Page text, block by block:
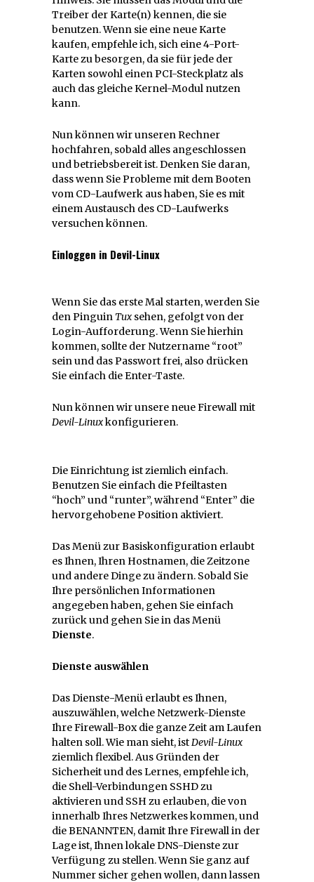
Treiber der Karte(n) kennen, die sie
benutzen. Wenn sie eine neue Karte
kaufen, empfehle ich, sich eine 4-Port-
Karte zu besorgen, da sie für jede der
Karten sowohl einen PCI-Steckplatz als
auch das gleiche Kernel-Modul nutzen
kann.
Nun können wir unseren Rechner
hochfahren, sobald alles angeschlossen
und betriebsbereit ist. Denken Sie daran,
dass wenn Sie Probleme mit dem Booten
vom CD-Laufwerk aus haben, Sie es mit
einem Austausch des CD-Laufwerks
versuchen können.
Einloggen in Devil-Linux
Wenn Sie das erste Mal starten, werden Sie
den Pinguin Tux sehen, gefolgt von der
Login-Aufforderung. Wenn Sie hierhin
kommen, sollte der Nutzername “root”
sein und das Passwort frei, also drücken
Sie einfach die Enter-Taste.
Nun können wir unsere neue Firewall mit
Devil-Linuxkonfigurieren.
Die Einrichtung ist ziemlich einfach.
Benutzen Sie einfach die Pfeiltasten
“hoch” und “runter”, während “Enter” die
hervorgehobene Position aktiviert.
Das Menü zur Basiskonfiguration erlaubt
es Ihnen, Ihren Hostnamen, die Zeitzone
und andere Dinge zu ändern. Sobald Sie
Ihre persönlichen Informationen
angegeben haben, gehen Sie einfach
zurück und gehen Sie in das Menü
Dienste.
Dienste auswählen
Das Dienste-Menü erlaubt es Ihnen,
auszuwählen, welche Netzwerk-Dienste
Ihre Firewall-Box die ganze Zeit am Laufen
halten soll. Wie man sieht, istDevil-Linux
ziemlich flexibel. Aus Gründen der
Sicherheit und des Lernes, empfehle ich,
die Shell-Verbindungen SSHD zu
aktivieren und SSH zu erlauben, die von
innerhalb Ihres Netzwerkes kommen, und
die BENANNTEN, damit Ihre Firewall in der
Lage ist, Ihnen lokale DNS-Dienste zur
Verfügung zu stellen. Wenn Sie ganz auf
Nummer sicher gehen wollen, dann lassen